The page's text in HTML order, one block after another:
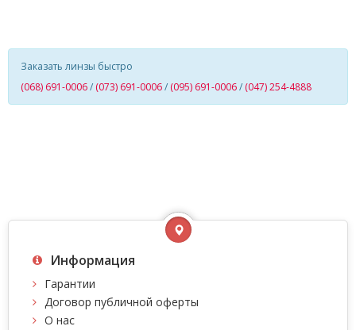
Заказать линзы быстро
(068) 691-0006/ (073) 691-0006/ (095) 691-0006/ (047) 254-4888
Информация
Гарантии
Договор публичной оферты
О нас